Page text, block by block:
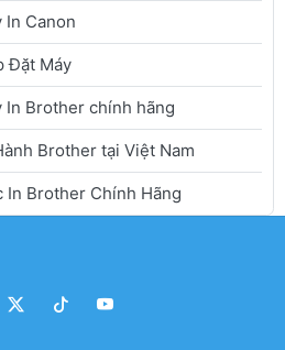
In Canon
Đặt Máy
In Brother chính hãng
Brother tại Việt Nam
In Brother Chính Hãng